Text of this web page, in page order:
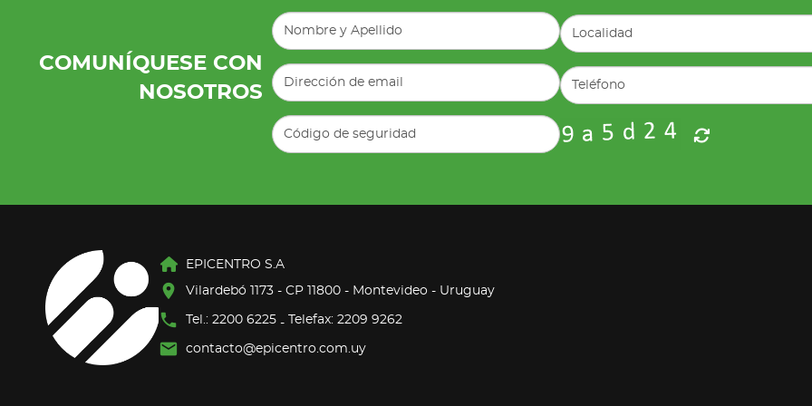
COMUNÍQUESE CON
NOSOTROS
EPICENTRO S.A
Vilardebó 1173 - CP 11800 - Montevideo - Uruguay
Tel.: 2200 6225 - Telefax: 2209 9262
contacto@epicentro.com.uy